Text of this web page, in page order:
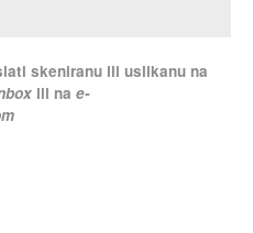
skeniranu ili uslikanu na
ili nae-